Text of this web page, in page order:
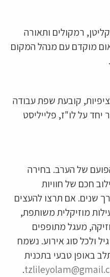
רמקולים ותאורה
מוקדם עם מנהל המקום
קובעת שפת עבודה
יחד על לו"ז, פלייליסט
של הערב. בחירה
חכם של חוויות
שנים. אם תרצו להעצים
מוזיקלית משותפת,
מעגל מתופפים
ולכל סוג אירוע. נשמח
באופן טבעי בתכנית
.